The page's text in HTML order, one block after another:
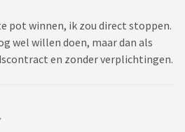
pot winnen, ik zou direct stoppen.
wel willen doen, maar dan als
en zonder verplichtingen.